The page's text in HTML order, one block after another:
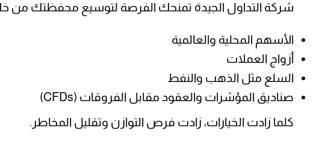
شركة التداول الجيدة تمنحك الفرصة لتوسيع محفظتك من
الأسهم المحلية والعالمية
أزواج العملات
السلع مثل الذهب والنفط
صناديق المؤشرات والعقود مقابل الفروقات (CFDs)
كلما زادت الخيارات، زادت فرص التوازن وتقليل المخاطر.